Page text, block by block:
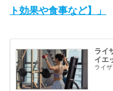
ト効果や食事など】」
ライ
イエ
ライ